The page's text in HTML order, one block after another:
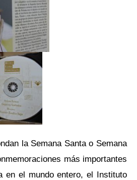
la Semana Santa o Semana
más importantes
en el mundo entero, el Instituto